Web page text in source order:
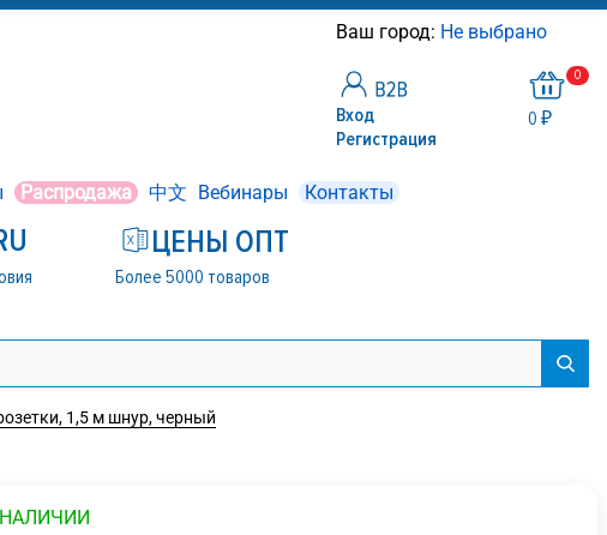
Ваш город: Не выбрано
Вход
Регистрация
0
0 ₽
Распродажа 中文 Вебинары Контакты
ЦЕНЫ ОПТ
Более 5000 товаров
1,5 м шнур, черный